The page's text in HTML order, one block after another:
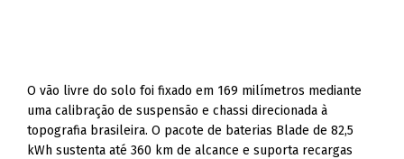
O vão livre do solo foi fixado em 169 milímetros mediante
uma calibração de suspensão e chassi direcionada à
topografia brasileira. O pacote de baterias Blade de 82,5
kWh sustenta até 360 km de alcance e suporta recargas